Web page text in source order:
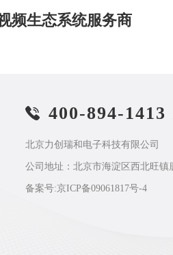
频生态系统服务商
400-894-1413
北京力创瑞和电子科技有限公司
公司地址：北京市海淀区西北旺镇
备案号:京ICP备09061817号-4